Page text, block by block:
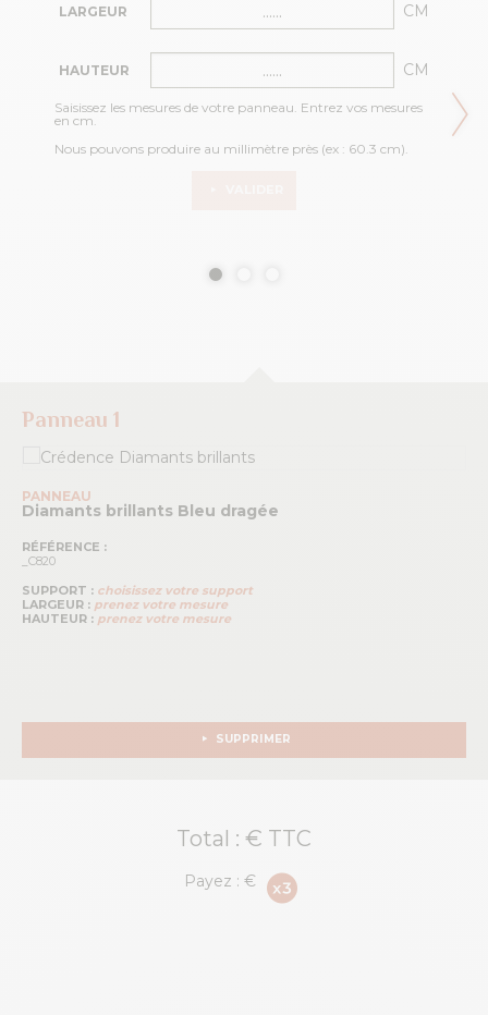
LARGEUR CM
HAUTEUR CM
Saisissez les mesures de votre panneau. Entrez vos mesures
en cm.
Nous pouvons produire au millimètre près (ex : 60.3 cm).
Panneau 1
PANNEAU
Diamants brillants Bleu dragée
RÉFÉRENCE :
_C820
SUPPORT : choisissez votre support
LARGEUR : prenez votre mesure
HAUTEUR : prenez votre mesure
SUPPRIMER
Total : € TTC
Payez :€